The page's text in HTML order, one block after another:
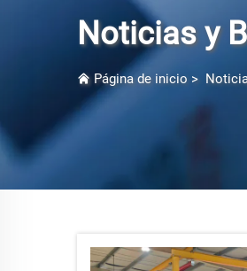
Noticias y
Página de inicio >